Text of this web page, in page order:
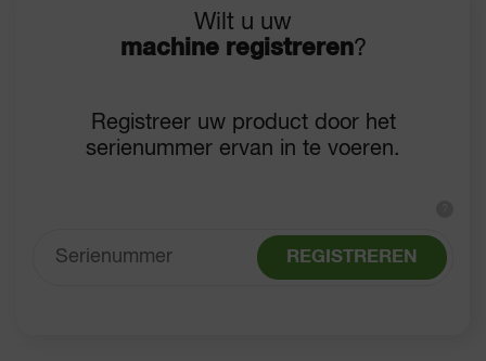
Wilt u uw
machine registreren?
Registreer uw product door het
serienummer ervan in te voeren.
REGISTREREN